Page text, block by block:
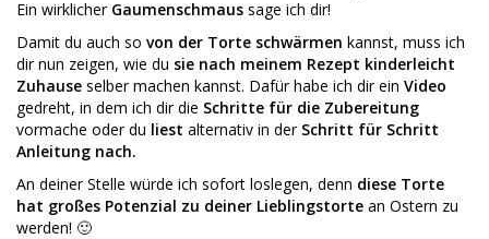
Ein wirklicher Gaumenschmaus sage ich dir!
Damit du auch so von der Torte schwärmen kannst, muss ich
dir nun zeigen, wie du sie nach meinem Rezept kinderleicht
Zuhause selber machen kannst. Dafür habe ich dir ein Video
gedreht, in dem ich dir die Schritte für die Zubereitung
vormache oder du liest alternativ in der Schritt für Schritt
Anleitung nach.
An deiner Stelle würde ich sofort loslegen, denn diese Torte
hat großes Potenzial zu deiner Lieblingstorte an Ostern zu
werden! 🙂